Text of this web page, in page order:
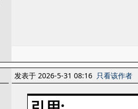
发表于 2026-5-31 08:16 只看该作者